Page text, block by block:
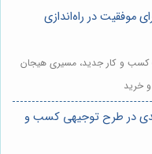
موفقیت در راه‌اندازی
کسب و کار جدید، مسیری هیجان
خرید
در طرح توجیهی کسب و